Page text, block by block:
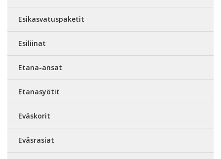
Esikasvatuspaketit
Esiliinat
Etana-ansat
Etanasyötit
Eväskorit
Eväsrasiat